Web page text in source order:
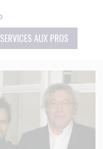
SERVICES AUX PROS